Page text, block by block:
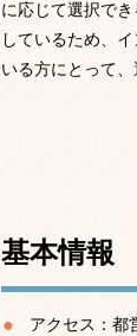
に応じて選択で
しているため、
いる方にとって
基本情報
アクセス：都